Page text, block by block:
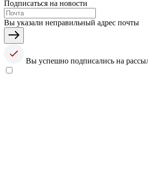
Подписаться на новости
Вы указали неправильный адрес почты
Вы успешно подписались на